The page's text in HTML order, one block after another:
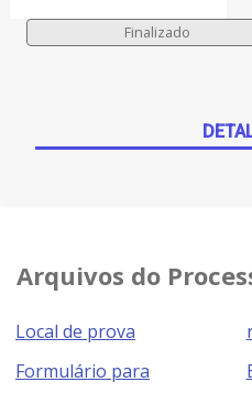
Arquivos do
Local de prova
Formulário para